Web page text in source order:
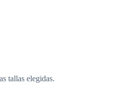
tallas elegidas.